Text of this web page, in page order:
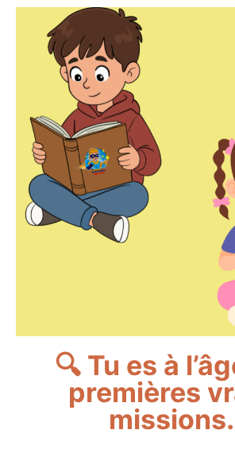
🔍 Tu es à
premières